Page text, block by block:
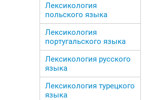
Лексикология
польского языка
Лексикология
португальского языка
Лексикология русского
языка
Лексикология турецкого
языка